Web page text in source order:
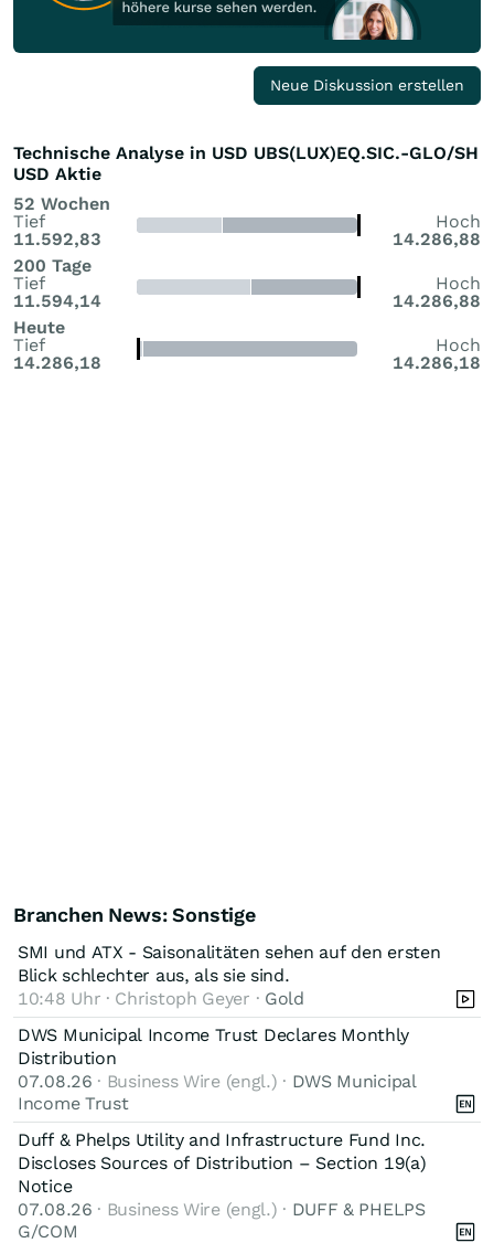
Neue Diskussion erstellen
Technische Analyse in USD UBS(LUX)EQ.SIC.-GLO/SH
USD Aktie
52 Wochen
Tief
11.592,83
Hoch
14.286,88
200 Tage
Tief
11.594,14
Hoch
14.286,88
Heute
Tief
14.286,18
Hoch
14.286,18
Branchen News: Sonstige
SMI und ATX - Saisonalitäten sehen auf den ersten
Blick schlechter aus, als sie sind.
10:48 Uhr · Christoph Geyer · Gold
DWS Municipal Income Trust Declares Monthly
Distribution
07.08.26 · Business Wire (engl.) · DWS Municipal
Income Trust
Duff & Phelps Utility and Infrastructure Fund Inc.
Discloses Sources of Distribution – Section 19(a)
Notice
07.08.26 · Business Wire (engl.) · DUFF & PHELPS
G/COM